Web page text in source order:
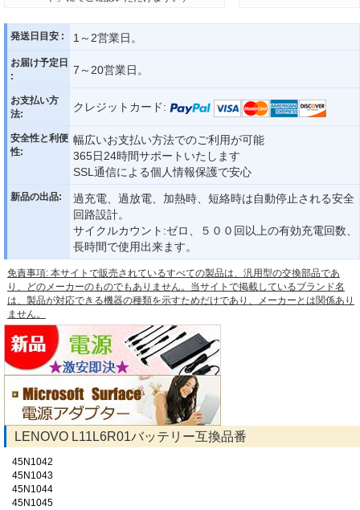
発送日目安 : 1～2営業日。
お届け予定日
:
7～20営業日。
お支払い方
法:
クレジットカード:
安全性と利便
性:
幅広いお支払い方法でのご利用が可能
365日24時間サポートいたします
SSL通信による個人情報保護で安心
新品の出品:
過充電、過放電、加熱時、短絡時は自動停止される安全
回路設計。
サイクルカウント:ゼロ、５００回以上の有効充電回数、
長時間で使用出来ます。
免責事項: 本サイトで販売されているすべての製品は、汎用型の交換部品であ
り、どのメーカーのものでもありません。当サイトで掲載しているブランド名
は、製品が対応できる機器の種類を示すためだけであり、メーカーとは関係あり
ません。
LENOVO L11L6R01バッテリー互換品番
45N1042
45N1043
45N1044
45N1045